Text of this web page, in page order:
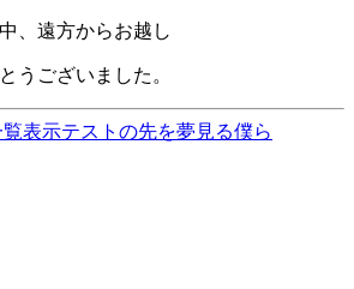
、遠方からお越し
うございました。
覧表示テストの先を夢見る僕ら